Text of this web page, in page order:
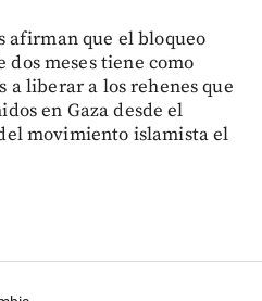
afirman que el bloqueo
dos meses tiene como
a liberar a los rehenes que
en Gaza desde el
movimiento islamista el